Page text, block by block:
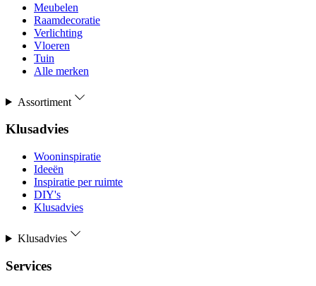
Meubelen
Raamdecoratie
Verlichting
Vloeren
Tuin
Alle merken
Assortiment
Klusadvies
Wooninspiratie
Ideeën
Inspiratie per ruimte
DIY's
Klusadvies
Klusadvies
Services